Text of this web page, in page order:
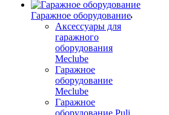
Гаражное оборудование
Аксессуары для
гаражного
оборудования
Meclube
Гаражное
оборудование
Meclube
Гаражное
оборудование Puli